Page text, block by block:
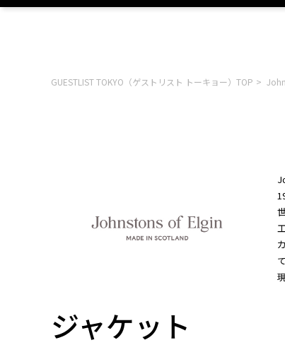
GUESTLIST TOKYO（ゲストリスト トーキョー）TOP
ジャケット